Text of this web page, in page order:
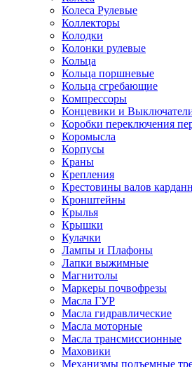
Колеса Рулевые
Коллекторы
Колодки
Колонки рулевые
Кольца
Кольца поршневые
Кольца сгребающие
Компрессоры
Концевики и
Коробки переключения
Коромысла
Корпусы
Краны
Крепления
Крестовины валов
Кронштейны
Крылья
Крышки
Кулачки
Лампы и Плафоны
Лапки выжимные
Магнитолы
Маркеры почвофрезы
Масла ГУР
Масла гидравлические
Масла моторные
Масла трансмиссионные
Маховики
Механизмы подъемные